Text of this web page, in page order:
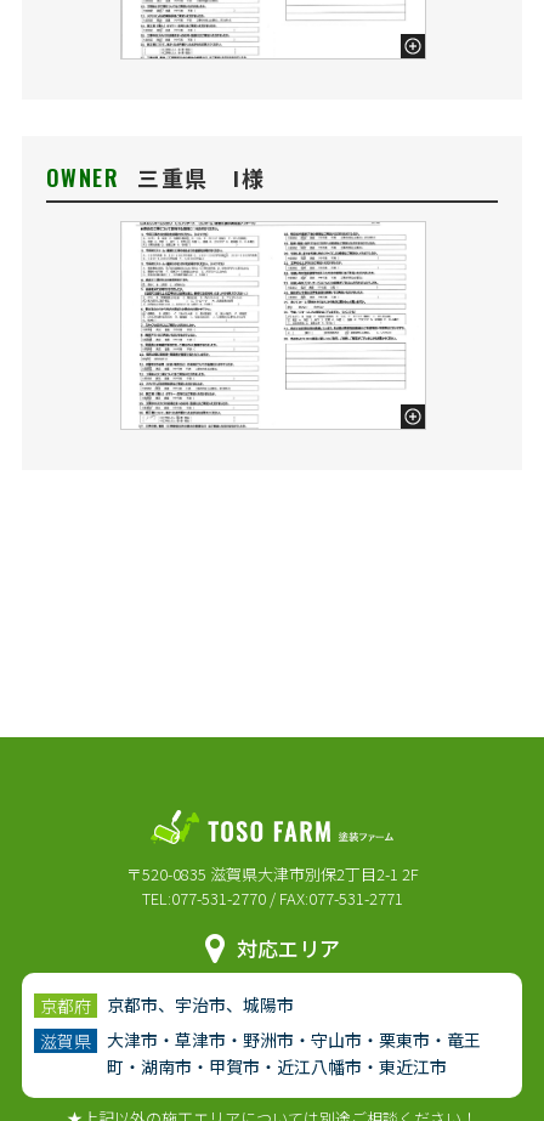
OWNER 三重県 I様
〒520-0835 滋賀県大津市別保2丁目2-1 2F
TEL:077-531-2770 / FAX:077-531-2771
対応エリア
京都府
京都市、宇治市、城陽市
滋賀県
大津市・草津市・野洲市・守山市・栗東市・竜王
町・湖南市・甲賀市・近江八幡市・東近江市